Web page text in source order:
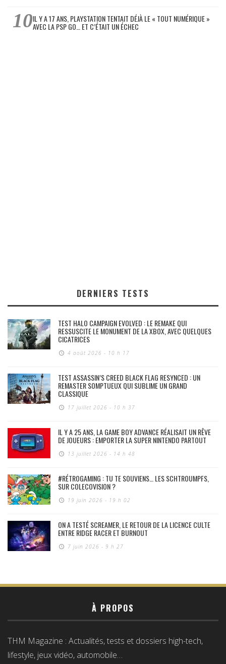
IL Y A 17 ANS, PLAYSTATION TENTAIT DÉJÀ LE « TOUT NUMÉRIQUE »
AVEC LA PSP GO… ET C’ÉTAIT UN ÉCHEC
DERNIERS TESTS
TEST HALO CAMPAIGN EVOLVED : LE REMAKE QUI
RESSUSCITE LE MONUMENT DE LA XBOX, AVEC QUELQUES
CICATRICES
4 août 2026 - 10 h 17
TEST ASSASSIN’S CREED BLACK FLAG RESYNCED : UN
REMASTER SOMPTUEUX QUI SUBLIME UN GRAND
CLASSIQUE
17 juillet 2026 - 10 h 37
IL Y A 25 ANS, LA GAME BOY ADVANCE RÉALISAIT UN RÊVE
DE JOUEURS : EMPORTER LA SUPER NINTENDO PARTOUT
13 juillet 2026 - 14 h 48
#RÉTROGAMING : TU TE SOUVIENS… LES SCHTROUMPFS,
SUR COLECOVISION ?
19 juin 2026 - 19 h 02
ON A TESTÉ SCREAMER, LE RETOUR DE LA LICENCE CULTE
ENTRE RIDGE RACER ET BURNOUT
7 juin 2026 - 9 h 27
À PROPOS
THM Magazine : Actualités, tests et dossiers high-tech,
lifestyle, jeux vidéo, automobile…